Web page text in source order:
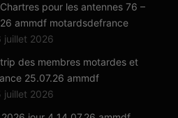
pour les antennes 76 –
ammdf motardsdefrance
juillet 2026
des membres motardes et
25.07.26 ammdf
juillet 2026